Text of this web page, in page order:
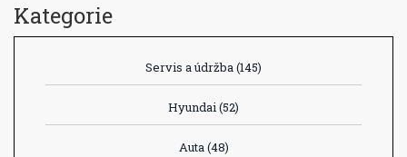
Kategorie
Servis a údržba(145)
Hyundai(52)
Auta(48)